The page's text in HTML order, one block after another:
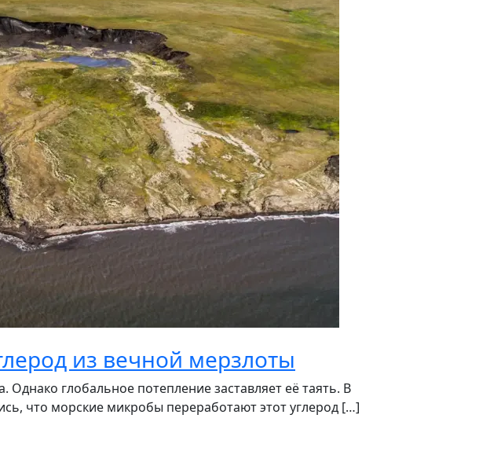
из вечной мерзлоты
Однако глобальное потепление заставляет её таять. В
что морские микробы переработают этот углерод […]